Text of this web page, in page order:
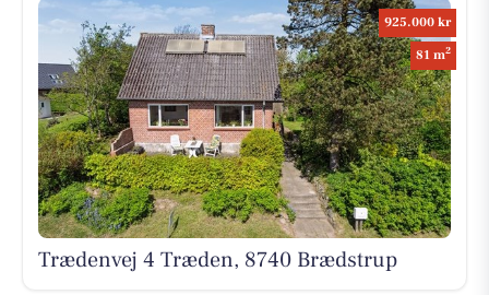
925.000 kr
81 m2
Trædenvej 4 Træden, 8740 Brædstrup